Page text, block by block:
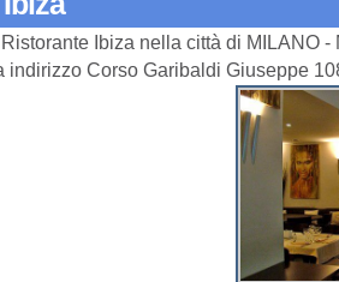
Ibiza nella città di MILANO -
indirizzo Corso Garibaldi Giuseppe